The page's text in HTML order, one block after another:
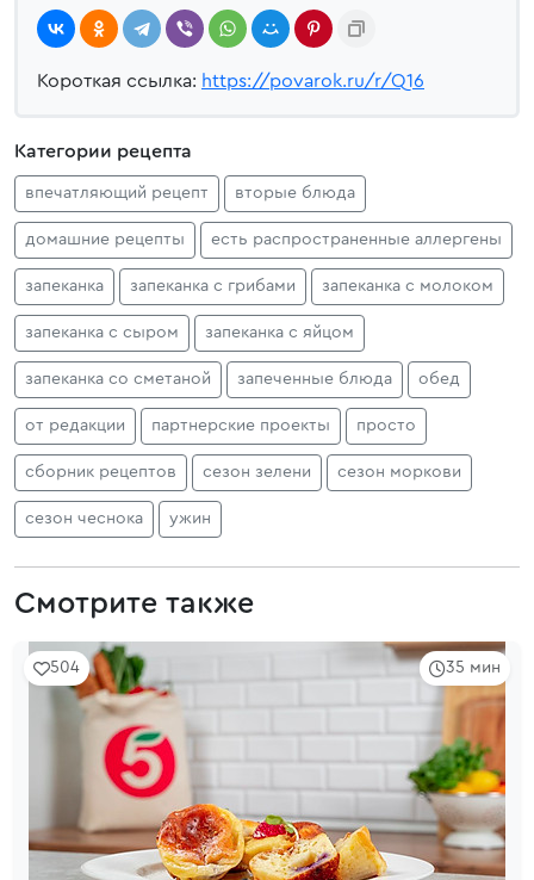
Короткая ссылка: https://povarok.ru/r/Q16
Категории рецепта
впечатляющий рецепт вторые блюда
домашние рецепты есть распространенные аллергены
запеканка запеканка с грибами запеканка с молоком
запеканка с сыром запеканка с яйцом
запеканка со сметаной запеченные блюда обед
от редакции партнерские проекты просто
сборник рецептов сезон зелени сезон моркови
сезон чеснока ужин
Смотрите также
35 мин
504